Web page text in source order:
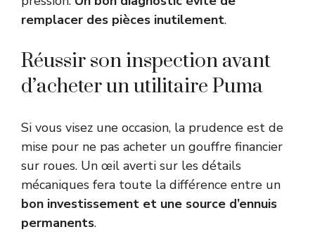
remplacer des pièces inutilement.
Réussir son inspection avant
d’acheter un utilitaire Puma
Si vous visez une occasion, la prudence est de
mise pour ne pas acheter un gouffre financier
sur roues. Un œil averti sur les détails
mécaniques fera toute la différence entre un
bon investissement et une source d’ennuis
permanents.